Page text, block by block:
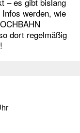
werden, wie
dort regelmäßig